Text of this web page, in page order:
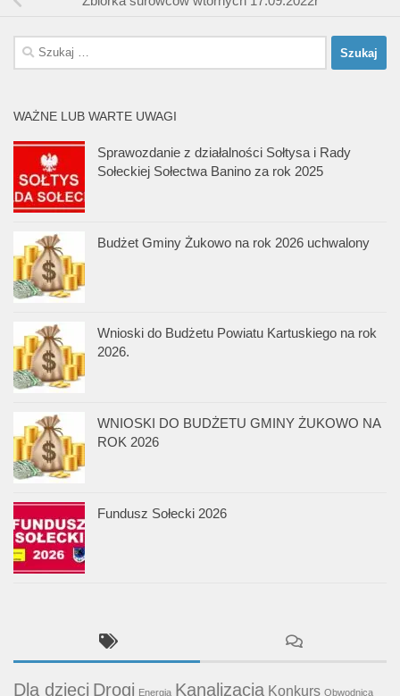
Szukaj:
WAŻNE LUB WARTE UWAGI
Sprawozdanie z działalności Sołtysa i Rady
Sołeckiej Sołectwa Banino za rok 2025
Budżet Gminy Żukowo na rok 2026 uchwalony
Wnioski do Budżetu Powiatu Kartuskiego na rok
2026.
WNIOSKI DO BUDŻETU GMINY ŻUKOWO NA
ROK 2026
Fundusz Sołecki 2026
Dla dzieci Drogi Energia Kanalizacja Konkurs Obwodnica